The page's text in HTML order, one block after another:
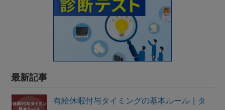
最新記事
有給休暇付与タイミングの基本ルール｜タ